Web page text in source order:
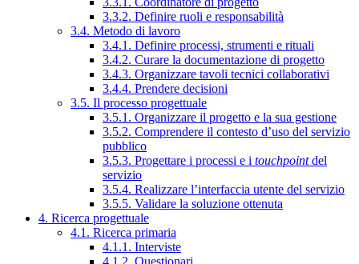
3.3.2. Definire ruoli e responsabilità
3.4. Metodo di lavoro
3.4.1. Definire processi, strumenti e rituali
3.4.2. Curare la documentazione di progetto
3.4.3. Organizzare tavoli tecnici collaborativi
3.4.4. Prendere decisioni
3.5. Il processo progettuale
3.5.1. Organizzare il progetto e la sua gestione
3.5.2. Comprendere il contesto d’uso del servizio
pubblico
3.5.3. Progettare i processi e i touchpointdel
servizio
3.5.4. Realizzare l’interfaccia utente del servizio
3.5.5. Validare la soluzione ottenuta
4. Ricerca progettuale
4.1. Ricerca primaria
4.1.1. Interviste
4.1.2. Questionari